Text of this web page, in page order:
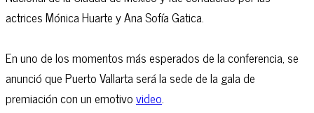
actrices Mónica Huarte y Ana Sofía Gatica.
En uno de los momentos más esperados de la conferencia, se
anunció que Puerto Vallarta será la sede de la gala de
premiación con un emotivovideo.